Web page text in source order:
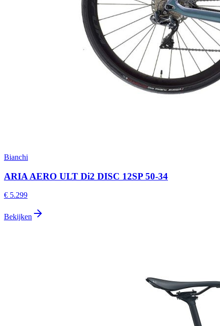
Bianchi
ARIA AERO ULT Di2 DISC 12SP 50-34
€ 5.299
Bekijken